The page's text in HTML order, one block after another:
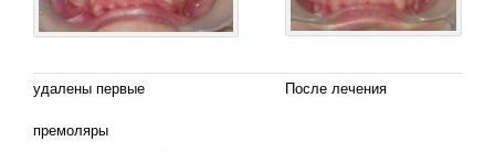
удалены первые
премоляры
После лечения